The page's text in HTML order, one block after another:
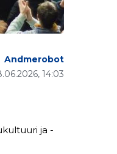
14:03
Andmerobot
ja -